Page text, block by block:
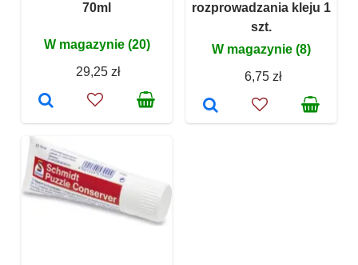
70ml
W magazynie (20)
29,25 zł
rozprowadzania kleju 1
szt.
W magazynie (8)
6,75 zł